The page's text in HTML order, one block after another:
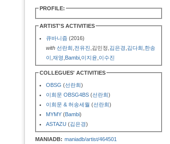
PROFILE:
ARTIST'S ACTIVITIES
큐바니즘 (2016)
with 선란희 전유진 ,김민정, 김은경 김다희 한송
이 재영 Bambi 이지윤 이수진
COLLEGUES' ACTIVITIES
OBSG (선란희)
이희문 OBSG4BS (선란희)
이희문 & 허송세월 (선란희)
MYMY (Bambi)
ASTAZU (김은경)
MANIADB: maniadb/artist/464501